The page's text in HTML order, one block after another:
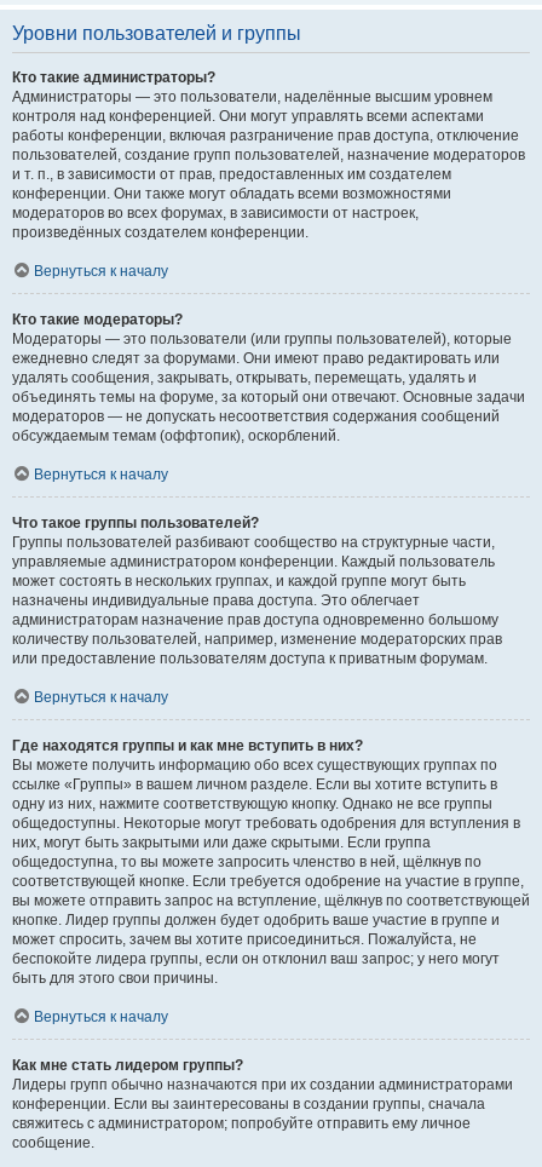
Уровни пользователей и группы
Кто такие администраторы?
Администраторы — это пользователи, наделённые высшим уровнем
контроля над конференцией. Они могут управлять всеми аспектами
работы конференции, включая разграничение прав доступа, отключение
пользователей, создание групп пользователей, назначение модераторов
и т. п., в зависимости от прав, предоставленных им создателем
конференции. Они также могут обладать всеми возможностями
модераторов во всех форумах, в зависимости от настроек,
произведённых создателем конференции.
Вернуться к началу
Кто такие модераторы?
Модераторы — это пользователи (или группы пользователей), которые
ежедневно следят за форумами. Они имеют право редактировать или
удалять сообщения, закрывать, открывать, перемещать, удалять и
объединять темы на форуме, за который они отвечают. Основные задачи
модераторов — не допускать несоответствия содержания сообщений
обсуждаемым темам (оффтопик), оскорблений.
Вернуться к началу
Что такое группы пользователей?
Группы пользователей разбивают сообщество на структурные части,
управляемые администратором конференции. Каждый пользователь
может состоять в нескольких группах, и каждой группе могут быть
назначены индивидуальные права доступа. Это облегчает
администраторам назначение прав доступа одновременно большому
количеству пользователей, например, изменение модераторских прав
или предоставление пользователям доступа к приватным форумам.
Вернуться к началу
Где находятся группы и как мне вступить в них?
Вы можете получить информацию обо всех существующих группах по
ссылке «Группы» в вашем личном разделе. Если вы хотите вступить в
одну из них, нажмите соответствующую кнопку. Однако не все группы
общедоступны. Некоторые могут требовать одобрения для вступления в
них, могут быть закрытыми или даже скрытыми. Если группа
общедоступна, то вы можете запросить членство в ней, щёлкнув по
соответствующей кнопке. Если требуется одобрение на участие в группе,
вы можете отправить запрос на вступление, щёлкнув по соответствующей
кнопке. Лидер группы должен будет одобрить ваше участие в группе и
может спросить, зачем вы хотите присоединиться. Пожалуйста, не
беспокойте лидера группы, если он отклонил ваш запрос; у него могут
быть для этого свои причины.
Вернуться к началу
Как мне стать лидером группы?
Лидеры групп обычно назначаются при их создании администраторами
конференции. Если вы заинтересованы в создании группы, сначала
свяжитесь с администратором; попробуйте отправить ему личное
сообщение.